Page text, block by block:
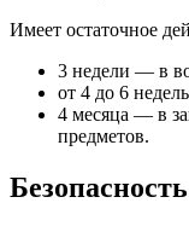
Имеет остаточное
3 недели — в
от 4 до 6
4 месяца — в
предметов.